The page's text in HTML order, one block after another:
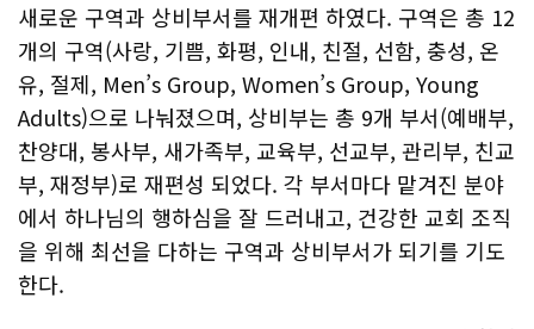
새로운 구역과 상비부서를 재개편 하였다. 구역은 총 12
개의 구역(사랑, 기쁨, 화평, 인내, 친절, 선함, 충성, 온
유, 절제, Men’s Group, Women’s Group, Young
Adults)으로 나눠졌으며, 상비부는 총 9개 부서(예배부,
찬양대, 봉사부, 새가족부, 교육부, 선교부, 관리부, 친교
부, 재정부)로 재편성 되었다. 각 부서마다 맡겨진 분야
에서 하나님의 행하심을 잘 드러내고, 건강한 교회 조직
을 위해 최선을 다하는 구역과 상비부서가 되기를 기도
한다.